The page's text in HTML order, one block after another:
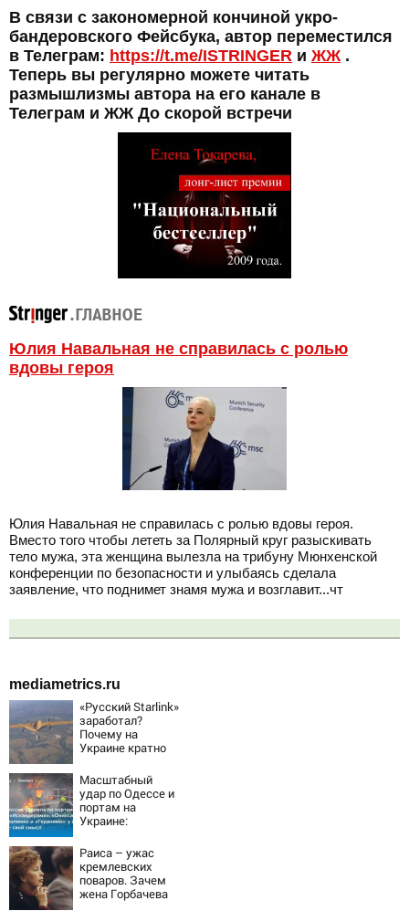
В связи с закономерной кончиной укро-
бандеровского Фейсбука, автор переместился
в Телеграм: https://t.me/ISTRINGER и ЖЖ.
Теперь вы регулярно можете читать
размышлизмы автора на его канале в
Телеграм и ЖЖ До скорой встречи
Юлия Навальная не справилась с ролью
вдовы героя
Юлия Навальная не справилась с ролью вдовы героя.
Вместо того чтобы лететь за Полярный круг разыскивать
тело мужа, эта женщина вылезла на трибуну Мюнхенской
конференции по безопасности и улыбаясь сделала
заявление, что поднимет знамя мужа и возглавит...чт
mediametrics.ru
«Русский Starlink»
заработал?
Почему на
Украине кратно
точность
попаданий по
объектам ВСУ
Масштабный
удар по Одессе и
портам на
Украине:
новости,
подробности об
ударах России 9
августа 2026 года
Раиса – ужас
кремлевских
поваров. Зачем
жена Горбачева